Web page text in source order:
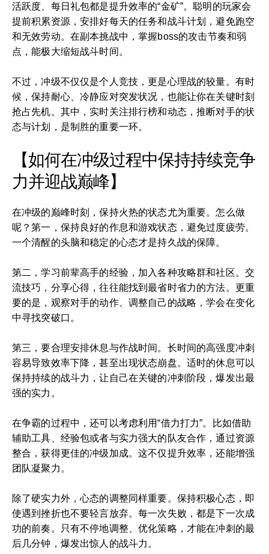
活跃度、每日礼包都是提升效率的“金矿”。聪明的玩家会
提前积累资源，安排好每天的任务和战斗计划，避免跑空
和无效劳动。在副本挑战中，掌握boss的攻击节奏和弱
点，能极大缩短战斗时间。
不过，冲级不仅仅是个人竞技，更是心理战的较量。有时
候，保持耐心、冷静应对突发状况，也能让你在关键时刻
抢占先机。其中，实时关注排行榜和动态，推断对手的状
态与计划，是制胜的重要一环。
【如何在冲级过程中保持持续竞争
力并迎战巅峰】
在冲级的巅峰时刻，保持火热的状态尤为重要。怎么做
呢？第一，保持良好的作息和游戏状态，避免过度疲劳。
一个清醒的头脑和稳定的心态才是持久战的保障。
第二，学习前辈高手的经验，加入各种攻略群和社区。交
流技巧，分享心得，往往能找到最省时省力的方法。更重
要的是，观察对手的动作、调整自己的战略，学会在变化
中寻找突破口。
第三，要合理安排休息与作战时间。长时间的高强度冲刺
容易导致效率下降，甚至出现状态崩盘。适时的休息可以
保持持续的战斗力，让自己在关键的冲刺阶段，爆发出最
强的实力。
在争霸的过程中，还可以考虑利用“借力打力”。比如借助
辅助工具、经验包或者与实力强大的队友合作，通过资源
整合，获得更佳的冲级加成。这不仅提升效率，还能增强
团队凝聚力。
除了硬实力外，心态的调整同样重要。保持积极心态，即
使遇到挫折也不要轻言放弃。每一次失败，都是下一次成
功的前奏。只有不停地调整、优化策略，才能在冲刺的最
后几分钟，爆发出惊人的战斗力。